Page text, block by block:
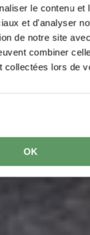
le contenu
et d'analyser
de notre site
combiner
lors de
OK